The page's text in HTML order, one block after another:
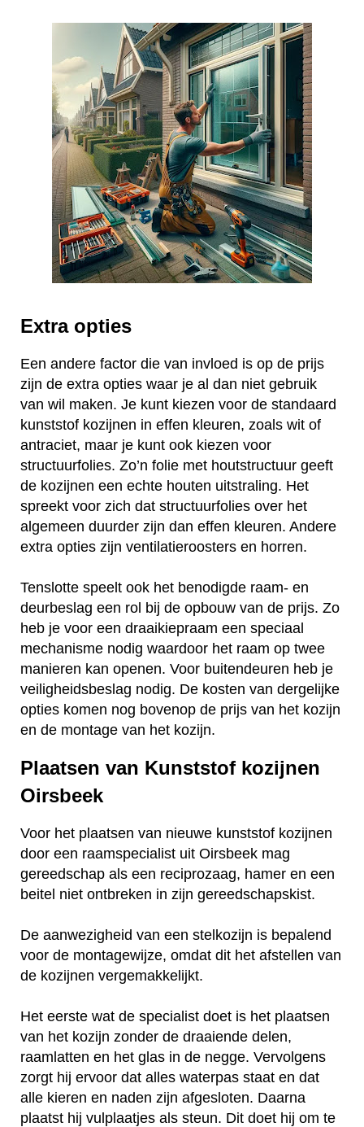
Extra opties
Een andere factor die van invloed is op de prijs
zijn de extra opties waar je al dan niet gebruik
van wil maken. Je kunt kiezen voor de standaard
kunststof kozijnen in effen kleuren, zoals wit of
antraciet, maar je kunt ook kiezen voor
structuurfolies. Zo’n folie met houtstructuur geeft
de kozijnen een echte houten uitstraling. Het
spreekt voor zich dat structuurfolies over het
algemeen duurder zijn dan effen kleuren. Andere
extra opties zijn ventilatieroosters en horren.
Tenslotte speelt ook het benodigde raam- en
deurbeslag een rol bij de opbouw van de prijs. Zo
heb je voor een draaikiepraam een speciaal
mechanisme nodig waardoor het raam op twee
manieren kan openen. Voor buitendeuren heb je
veiligheidsbeslag nodig. De kosten van dergelijke
opties komen nog bovenop de prijs van het kozijn
en de montage van het kozijn.
Plaatsen van Kunststof kozijnen
Oirsbeek
Voor het plaatsen van nieuwe kunststof kozijnen
door een raamspecialist uit Oirsbeek mag
gereedschap als een reciprozaag, hamer en een
beitel niet ontbreken in zijn gereedschapskist.
De aanwezigheid van een stelkozijn is bepalend
voor de montagewijze, omdat dit het afstellen van
de kozijnen vergemakkelijkt.
Het eerste wat de specialist doet is het plaatsen
van het kozijn zonder de draaiende delen,
raamlatten en het glas in de negge. Vervolgens
zorgt hij ervoor dat alles waterpas staat en dat
alle kieren en naden zijn afgesloten. Daarna
plaatst hij vulplaatjes als steun. Dit doet hij om te